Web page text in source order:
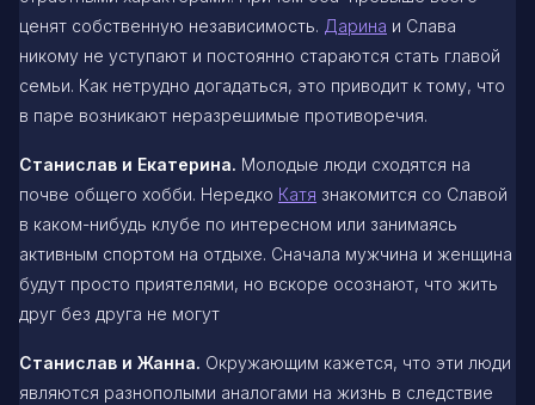
ценят собственную независимость. Дарина и Слава
никому не уступают и постоянно стараются стать главой
семьи. Как нетрудно догадаться, это приводит к тому, что
в паре возникают неразрешимые противоречия.
Станислав и Екатерина. Молодые люди сходятся на
почве общего хобби. Нередко Катя знакомится со Славой
в каком-нибудь клубе по интересном или занимаясь
активным спортом на отдыхе. Сначала мужчина и женщина
будут просто приятелями, но вскоре осознают, что жить
друг без друга не могут
Станислав и Жанна. Окружающим кажется, что эти люди
являются разнополыми аналогами на жизнь в следствие